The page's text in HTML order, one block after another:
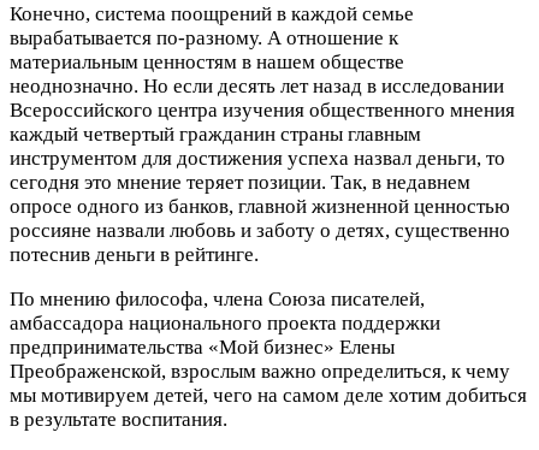
Конечно, система поощрений в каждой семье
вырабатывается по-разному. А отношение к
материальным ценностям в нашем обществе
неоднозначно. Но если десять лет назад в исследовании
Всероссийского центра изучения общественного мнения
каждый четвертый гражданин страны главным
инструментом для достижения успеха назвал деньги, то
сегодня это мнение теряет позиции. Так, в недавнем
опросе одного из банков, главной жизненной ценностью
россияне назвали любовь и заботу о детях, существенно
потеснив деньги в рейтинге.
По мнению философа, члена Союза писателей,
амбассадора национального проекта поддержки
предпринимательства «Мой бизнес» Елены
Преображенской, взрослым важно определиться, к чему
мы мотивируем детей, чего на самом деле хотим добиться
в результате воспитания.